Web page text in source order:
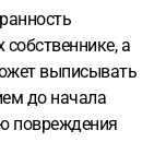
а
выписывать
до начала
повреждения